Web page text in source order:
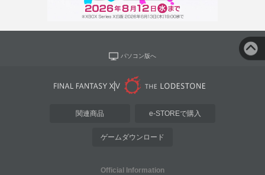
パソコン版へ
関連商品 e-STOREで購入
ゲームダウンロード
Official Information